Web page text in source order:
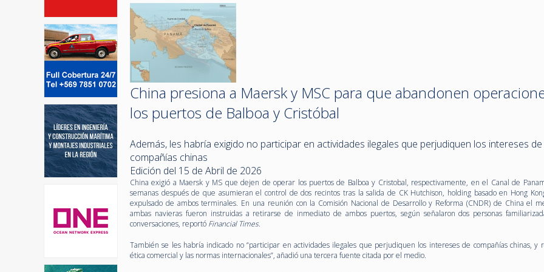
China presiona a Maersk y MSC para que abandonen
los puertos de Balboa y Cristóbal
Además, les habría exigido no participar en actividades ilegales que perjudiquen los intereses de
compañías chinas
Edición del 15 de Abril de 2026
China exigió a Maersk y MS que dejen de operar los puertos de Balboa y Cristobal, respectivamente, en el Canal de
semanas después de que asumieran el control de dos recintos tras la salida de CK Hutchison, holding basado en Hong
expulsado de ambos terminales. En una reunión con la Comisión Nacional de Desarrollo y Reforma (CNDR) de China el
ambas navieras fueron instruidas a retirarse de inmediato de ambos puertos, según señalaron dos personas
conversaciones, reportó Financial Times.
También se les habría indicado no “participar en actividades ilegales que perjudiquen los intereses de compañías chinas, y
ética comercial y las normas internacionales”, añadió una tercera fuente citada por el medio.